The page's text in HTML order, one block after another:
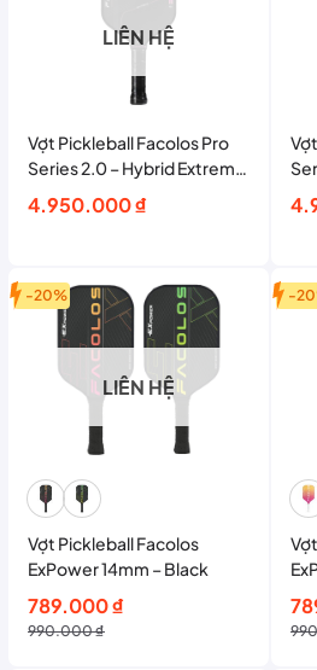
LIÊN HỆ
Vợt Pickleball Facolos Pro
Series 2.0 – Hybrid Extreme
16mm
4.950.000₫
-20%
LIÊN HỆ
Vợt Pickleball Facolos
ExPower 14mm – Black
990.000₫
Giá
gốc
789.000₫
Giá
hiện
-